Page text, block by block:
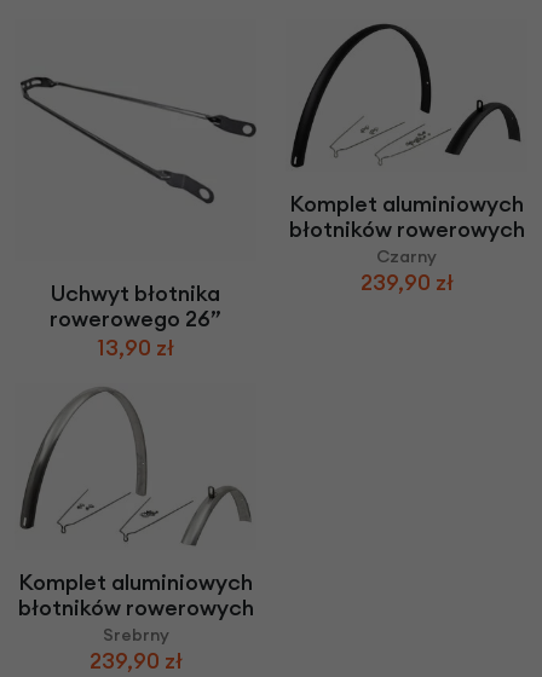
Uchwyt błotnika
rowerowego 26”
13,90 zł
Komplet aluminiowych
błotników rowerowych
Czarny
239,90 zł
Komplet aluminiowych
błotników rowerowych
Srebrny
239,90 zł